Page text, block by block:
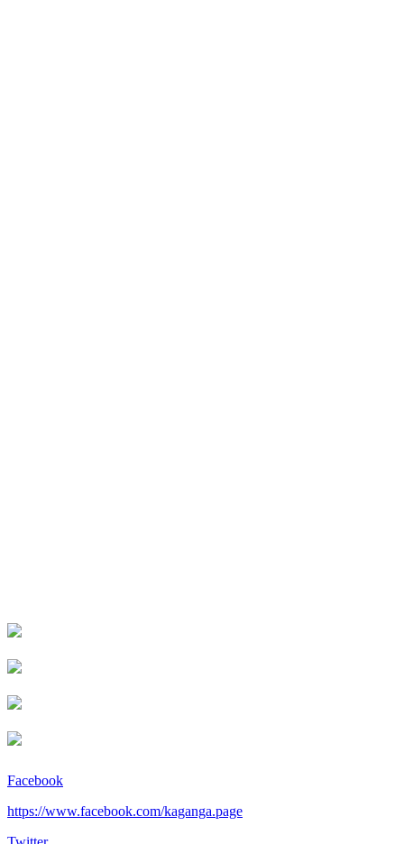
Facebook
https://www.facebook.com/kaganga.page